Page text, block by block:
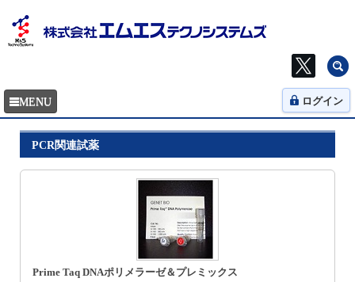
ログイン
PCR関連試薬
Prime Taq DNAポリメラーゼ＆プレミックス